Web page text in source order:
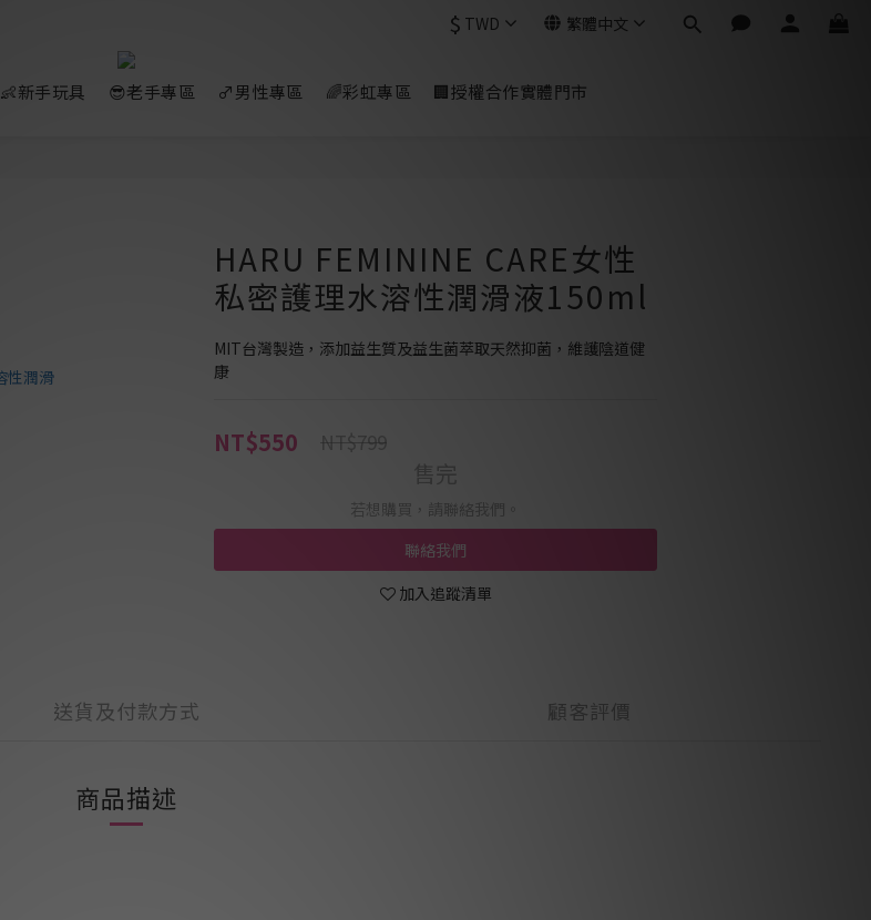
$ TWD 繁體中文
👶新手玩具 😎老手專區 ♂️男性專區 🌈彩虹專區 🏢授權合作實體門市
HARU FEMININE CARE女性
私密護理水溶性潤滑液150ml
MIT台灣製造，添加益生質及益生菌萃取天然抑菌，維護陰道健
康
NT$550 NT$799
售完
若想購買，請聯絡我們。
聯絡我們
加入追蹤清單
送貨及付款方式 顧客評價
商品描述